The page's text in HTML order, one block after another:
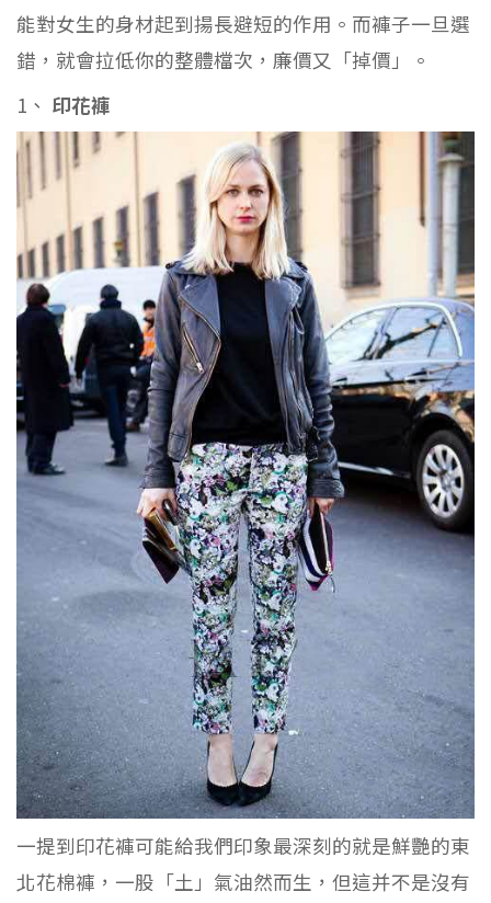
能對女生的身材起到揚長避短的作用。而褲子一旦選
錯，就會拉低你的整體檔次，廉價又「掉價」。
1、 印花褲
一提到印花褲可能給我們印象最深刻的就是鮮艷的東
北花棉褲，一股「土」氣油然而生，但這并不是沒有